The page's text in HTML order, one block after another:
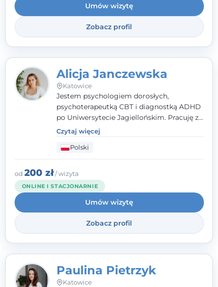
Umów wizytę
Zobacz profil
Alicja Janczewska
Katowice
Jestem psychologiem dorosłych,
psychoterapeutką CBT i diagnostką ADHD
po Uniwersytecie Jagiellońskim. Pracuję z
dorosłymi, młodzieżą i dziećmi, opierając
pomoc na zrozumieniu indywidualnych
potrzeb i więzi zbudowanej na zaufaniu.
Terapia to dla mnie bezpieczne miejsce, w
którym poczujesz się wysłuchany i
zrozumiany.
Czytaj więcej
Polski
od 200 zł/ wizyta
ONLINE I STACJONARNIE
Umów wizytę
Zobacz profil
Paulina Pietrzyk
Katowice